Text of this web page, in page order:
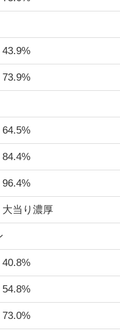
43.9%
73.9%
64.5%
84.4%
96.4%
大当り濃厚
40.8%
54.8%
73.0%